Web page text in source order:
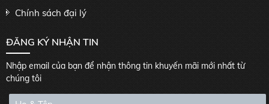
Chính sách đại lý
ĐĂNG KÝ NHẬN TIN
Nhập email của bạn để nhận thông tin khuyến mãi mới nhất từ
chúng tôi